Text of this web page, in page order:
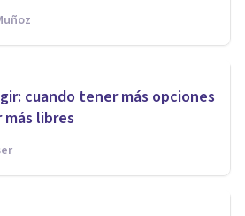
cuando tener más opciones
libres